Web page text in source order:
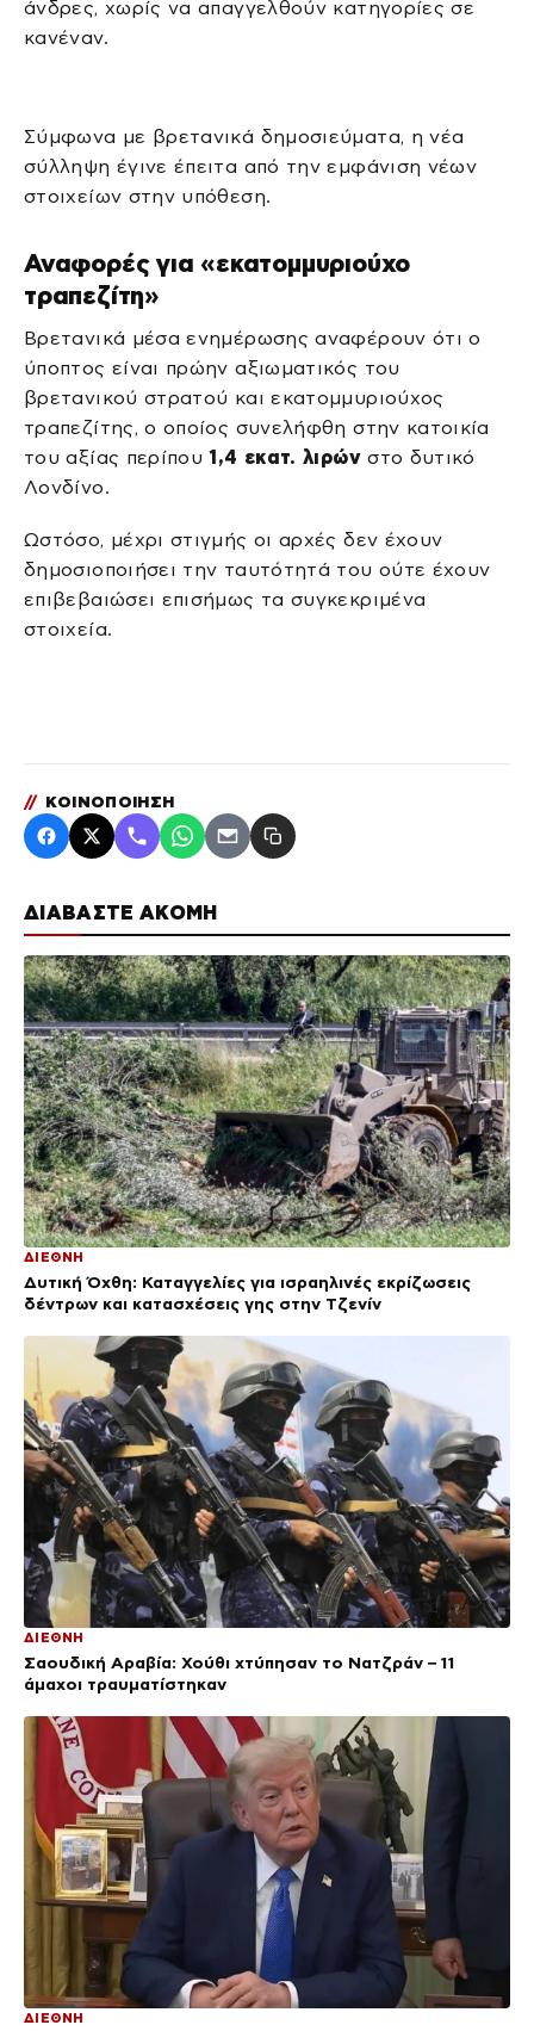
ΔΙΑΒΑΣΤΕ ΑΚΟΜΗ
ΔΙΕΘΝΗ
Δυτική Όχθη: Καταγγελίες για ισραηλινές εκρίζωσεις
δέντρων και κατασχέσεις γης στην Τζενίν
ΔΙΕΘΝΗ
Σαουδική Αραβία: Χούθι χτύπησαν το Νατζράν – 11
άμαχοι τραυματίστηκαν
ΔΙΕΘΝΗ
άνδρες, χωρίς να απαγγελθούν κατηγορίες σε
κανέναν.
Σύμφωνα με βρετανικά δημοσιεύματα, η νέα
σύλληψη έγινε έπειτα από την εμφάνιση νέων
στοιχείων στην υπόθεση.
Αναφορές για «εκατομμυριούχο
τραπεζίτη»
Βρετανικά μέσα ενημέρωσης αναφέρουν ότι ο
ύποπτος είναι πρώην αξιωματικός του
βρετανικού στρατού και εκατομμυριούχος
τραπεζίτης, ο οποίος συνελήφθη στην κατοικία
του αξίας περίπου1,4 εκατ. λιρώνστο δυτικό
Λονδίνο.
Ωστόσο, μέχρι στιγμής οι αρχές δεν έχουν
δημοσιοποιήσει την ταυτότητά του ούτε έχουν
επιβεβαιώσει επισήμως τα συγκεκριμένα
στοιχεία.
// ΚΟΙΝΟΠΟΙΗΣΗ